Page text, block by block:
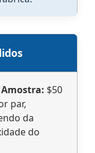
Amostra: $50
par,
da
do